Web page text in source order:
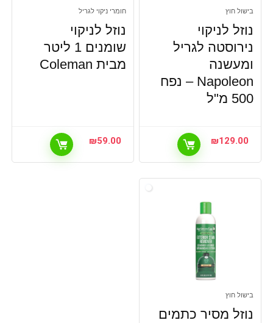
בישול חוץ
נוזל לניקוי
נירוסטה לגריל
ומעשנה
Napoleon – נפח
500 מ"ל
₪129.00
חומרי ניקוי לגריל
נוזל לניקוי
שומנים 1 ליטר
מבית Coleman
₪59.00
בישול חוץ
נוזל מסיר כתמים